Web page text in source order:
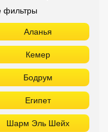
фильтры
Аланья
Кемер
Бодрум
Египет
Шарм Эль Шейх